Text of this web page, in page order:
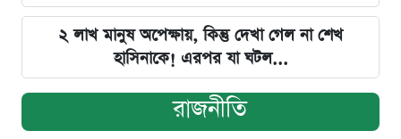
২ লাখ মানুষ অপেক্ষায়, কিন্তু দেখা গেল না শেখ
হাসিনাকে! এরপর যা ঘটল...
রাজনীতি